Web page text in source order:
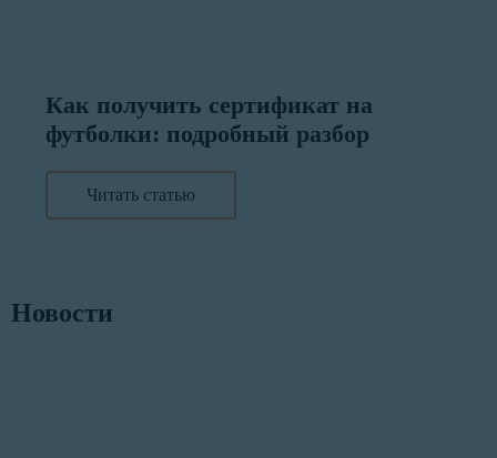
Как получить сертификат на
футболки: подробный разбор
Читать статью
Новости